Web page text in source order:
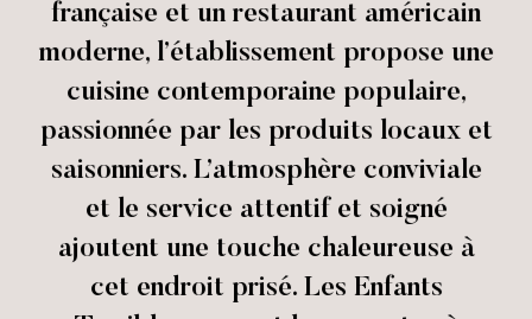
française et un restaurant américain
moderne, l’établissement propose une
cuisine contemporaine populaire,
passionnée par les produits locaux et
saisonniers. L’atmosphère conviviale
et le service attentif et soigné
ajoutent une touche chaleureuse à
cet endroit prisé. Les Enfants